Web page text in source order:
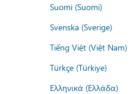
Suomi (Suomi)
Svenska (Sverige)
Tiếng Việt (Việt Nam)
Türkçe (Türkiye)
Ελληνικά (Ελλάδα)